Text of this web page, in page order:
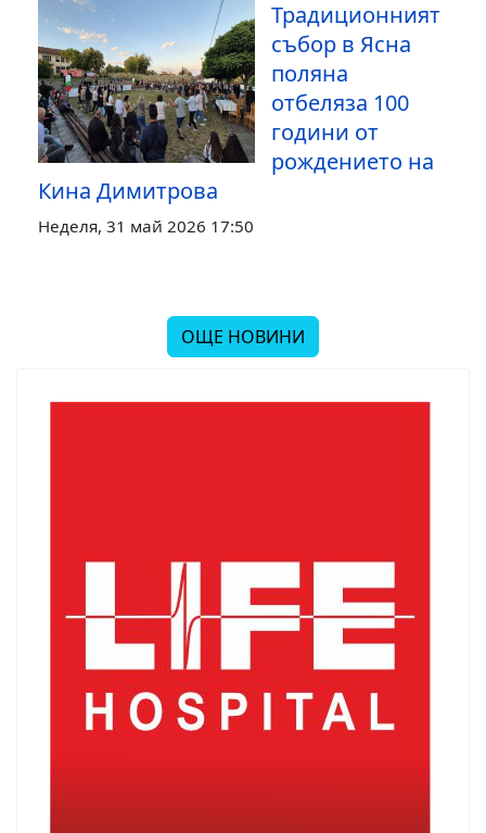
Традиционният
събор в Ясна
поляна
отбеляза 100
години от
рождението на
Кина Димитрова
Неделя, 31 май 2026 17:50
ОЩЕ НОВИНИ